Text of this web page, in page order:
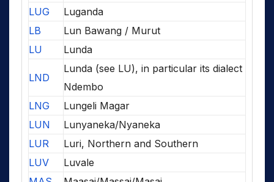
LUG
Luganda
LB
Lun Bawang / Murut
LU
Lunda
LND
Lunda (see LU), in particular its dialect
Ndembo
LNG
Lungeli Magar
LUN
Lunyaneka/Nyaneka
LUR
Luri, Northern and Southern
LUV
Luvale